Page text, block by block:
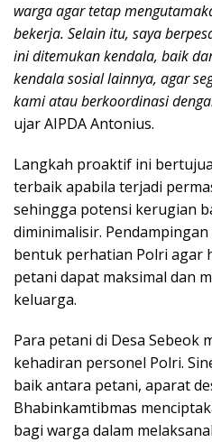
warga agar tetap
bekerja. Selain itu, saya
ini ditemukan kendala, baik
kendala sosial lainnya, agar
kami atau berkoordinasi
ujar AIPDA Antonius.
Langkah proaktif ini
terbaik apabila terjadi
sehingga potensi kerugian
diminimalisir.
bentuk perhatian Polri agar
petani dapat maksimal dan
keluarga.
Para petani di Desa Sebeok
kehadiran personel Polri.
baik antara petani, aparat
Bhabinkamtibmas
bagi warga dalam